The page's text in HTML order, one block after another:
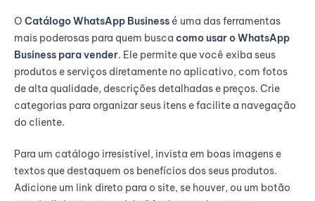
O Catálogo WhatsApp Business é uma das ferramentas
mais poderosas para quem busca como usar o WhatsApp
Business para vender. Ele permite que você exiba seus
produtos e serviços diretamente no aplicativo, com fotos
de alta qualidade, descrições detalhadas e preços. Crie
categorias para organizar seus itens e facilite a navegação
do cliente.
Para um catálogo irresistível, invista em boas imagens e
textos que destaquem os benefícios dos seus produtos.
Adicione um link direto para o site, se houver, ou um botão